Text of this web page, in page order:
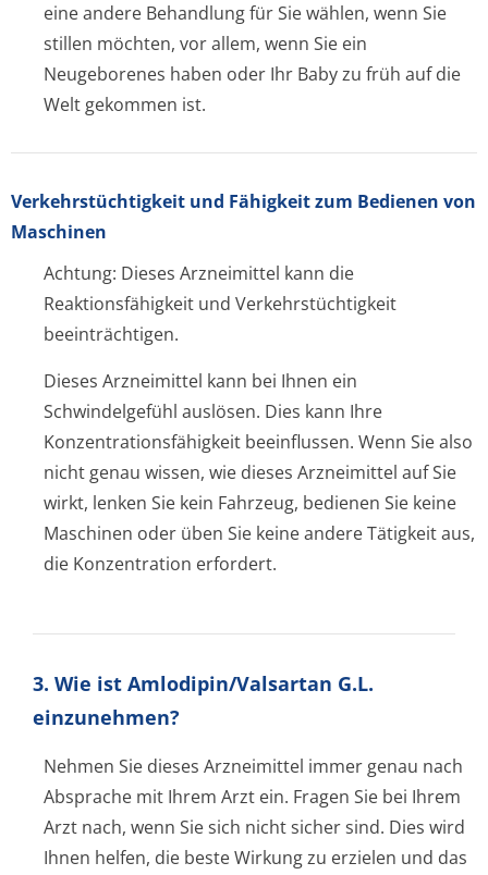
eine andere Behandlung für Sie wählen, wenn Sie
stillen möchten, vor allem, wenn Sie ein
Neugeborenes haben oder Ihr Baby zu früh auf die
Welt gekommen ist.
Verkehrstüchtig­keit und Fähigkeit zum Bedienen von
Maschinen
Achtung: Dieses Arzneimittel kann die
Reaktionsfähigkeit und Verkehrstüchtigkeit
beeinträchtigen.
Dieses Arzneimittel kann bei Ihnen ein
Schwindelgefühl auslösen. Dies kann Ihre
Konzentration­sfähigkeit beeinflussen. Wenn Sie also
nicht genau wissen, wie dieses Arzneimittel auf Sie
wirkt, lenken Sie kein Fahrzeug, bedienen Sie keine
Maschinen oder üben Sie keine andere Tätigkeit aus,
die Konzentration erfordert.
3. Wie ist Amlodipin/Valsartan G.L.
einzunehmen?
Nehmen Sie dieses Arzneimittel immer genau nach
Absprache mit Ihrem Arzt ein. Fragen Sie bei Ihrem
Arzt nach, wenn Sie sich nicht sicher sind. Dies wird
Ihnen helfen, die beste Wirkung zu erzielen und das